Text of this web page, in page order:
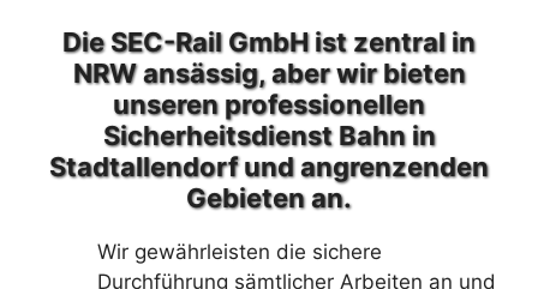
Die SEC-Rail GmbH ist zentral in
NRW ansässig, aber wir bieten
unseren professionellen
Sicherheitsdienst Bahn in
Stadtallendorf und angrenzenden
Gebieten an.
Wir gewährleisten die sichere
Durchführung sämtlicher Arbeiten an und